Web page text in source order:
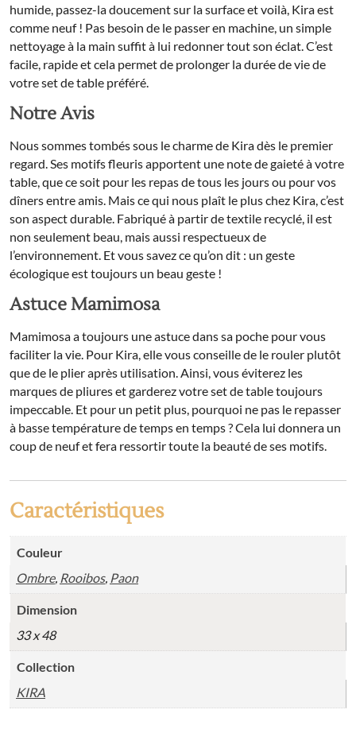
humide, passez-la doucement sur la surface et voilà, Kira est
comme neuf ! Pas besoin de le passer en machine, un simple
nettoyage à la main suffit à lui redonner tout son éclat. C’est
facile, rapide et cela permet de prolonger la durée de vie de
votre set de table préféré.
Notre Avis
Nous sommes tombés sous le charme de Kira dès le premier
regard. Ses motifs fleuris apportent une note de gaieté à votre
table, que ce soit pour les repas de tous les jours ou pour vos
dîners entre amis. Mais ce qui nous plaît le plus chez Kira, c’est
son aspect durable. Fabriqué à partir de textile recyclé, il est
non seulement beau, mais aussi respectueux de
l’environnement. Et vous savez ce qu’on dit : un geste
écologique est toujours un beau geste !
Astuce Mamimosa
Mamimosa a toujours une astuce dans sa poche pour vous
faciliter la vie. Pour Kira, elle vous conseille de le rouler plutôt
que de le plier après utilisation. Ainsi, vous éviterez les
marques de pliures et garderez votre set de table toujours
impeccable. Et pour un petit plus, pourquoi ne pas le repasser
à basse température de temps en temps ? Cela lui donnera un
coup de neuf et fera ressortir toute la beauté de ses motifs.
Caractéristiques
Couleur
Ombre, Rooibos, Paon
Dimension
33 x 48
Collection
KIRA